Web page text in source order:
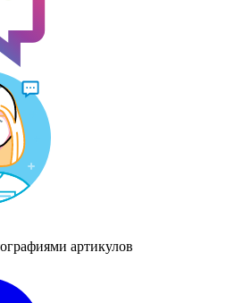
артикулов